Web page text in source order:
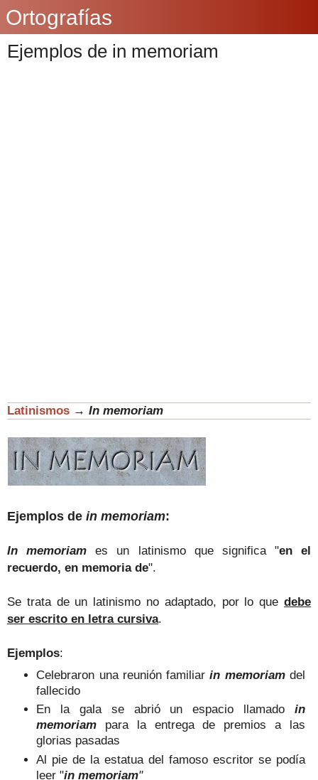
Ortografías
Ejemplos de in memoriam
Latinismos → In memoriam
Ejemplos de in memoriam:
In memoriames un latinismo que significa "en el
recuerdo, en memoria de".
Se trata de un latinismo no adaptado, por lo que debe
ser escrito en letra cursiva.
Ejemplos:
Celebraron una reunión familiarin memoriamdel
fallecido
En la gala se abrió un espacio llamado in
memoriam para la entrega de premios a las
glorias pasadas
Al pie de la estatua del famoso escritor se podía
leer "in memoriam"